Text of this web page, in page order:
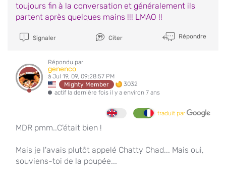
toujours fin à la conversation et généralement ils
partent après quelques mains !!! LMAO !!
Signaler Citer Répondre
Répondu par
genenco
à Jul 19, 09, 09:28:57 PM
Mighty Member
3032
actif la dernière fois il y a environ 7 ans
traduit par
MDR pmm..C'était bien !
Mais je l'avais plutôt appelé Chatty Chad... Mais oui,
souviens-toi de la poupée...